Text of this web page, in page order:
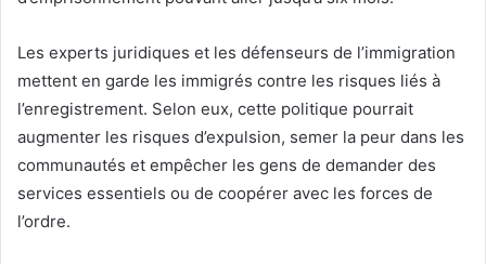
Les experts juridiques et les défenseurs de l’immigration
mettent en garde les immigrés contre les risques liés à
l’enregistrement. Selon eux, cette politique pourrait
augmenter les risques d’expulsion, semer la peur dans les
communautés et empêcher les gens de demander des
services essentiels ou de coopérer avec les forces de
l’ordre.